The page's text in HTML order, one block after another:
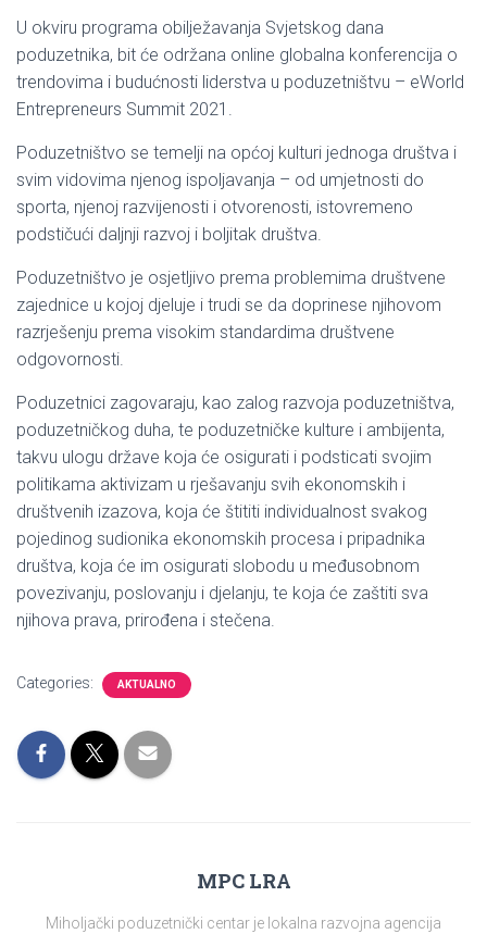
U okviru programa obilježavanja Svjetskog dana
poduzetnika, bit će održana online globalna konferencija o
trendovima i budućnosti liderstva u poduzetništvu – eWorld
Entrepreneurs Summit 2021.
Poduzetništvo se temelji na općoj kulturi jednoga društva i
svim vidovima njenog ispoljavanja – od umjetnosti do
sporta, njenoj razvijenosti i otvorenosti, istovremeno
podstičući daljnji razvoj i boljitak društva.
Poduzetništvo je osjetljivo prema problemima društvene
zajednice u kojoj djeluje i trudi se da doprinese njihovom
razrješenju prema visokim standardima društvene
odgovornosti.
Poduzetnici zagovaraju, kao zalog razvoja poduzetništva,
poduzetničkog duha, te poduzetničke kulture i ambijenta,
takvu ulogu države koja će osigurati i podsticati svojim
politikama aktivizam u rješavanju svih ekonomskih i
društvenih izazova, koja će štititi individualnost svakog
pojedinog sudionika ekonomskih procesa i pripadnika
društva, koja će im osigurati slobodu u međusobnom
povezivanju, poslovanju i djelanju, te koja će zaštiti sva
njihova prava, prirođena i stečena.
Categories: AKTUALNO
MPC LRA
Miholjački poduzetnički centar je lokalna razvojna agencija